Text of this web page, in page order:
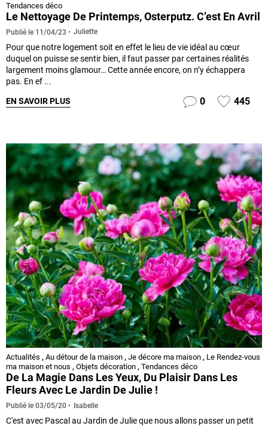
Tendances déco
Le Nettoyage De Printemps, Osterputz. C’est En Avril
Publié le 11/04/23 Juliette
Pour que notre logement soit en effet le lieu de vie idéal au cœur
duquel on puisse se sentir bien, il faut passer par certaines réalités
largement moins glamour… Cette année encore, on n’y échappera
pas. En ef ...
EN SAVOIR PLUS 0 445
Actualités , Au détour de la maison , Je décore ma maison , Le Rendez-vous
ma maison et nous , Objets décoration , Tendances déco
De La Magie Dans Les Yeux, Du Plaisir Dans Les
Fleurs Avec Le Jardin De Julie !
Publié le 03/05/20 Isabelle
C'est avec Pascal au Jardin de Julie que nous allons passer un petit